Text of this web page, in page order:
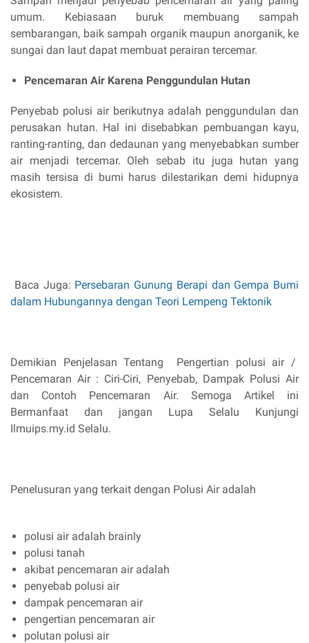
umum. Kebiasaan buruk membuang sampah
sembarangan, baik sampah organik maupun anorganik, ke
sungai dan laut dapat membuat perairan tercemar.
Pencemaran Air Karena Penggundulan Hutan
Penyebab polusi air berikutnya adalah penggundulan dan
perusakan hutan. Hal ini disebabkan pembuangan kayu,
ranting-ranting, dan dedaunan yang menyebabkan sumber
air menjadi tercemar. Oleh sebab itu juga hutan yang
masih tersisa di bumi harus dilestarikan demi hidupnya
ekosistem.
Baca Juga: Persebaran Gunung Berapi dan Gempa Bumi
dalam Hubungannya dengan Teori Lempeng Tektonik
Demikian Penjelasan Tentang Pengertian polusi air /
Pencemaran Air : Ciri-Ciri, Penyebab, Dampak Polusi Air
dan Contoh Pencemaran Air. Semoga Artikel ini
Bermanfaat dan jangan Lupa Selalu Kunjungi
Ilmuips.my.id Selalu.
Penelusuran yang terkait dengan Polusi Air adalah
polusi air adalah brainly
polusi tanah
akibat pencemaran air adalah
penyebab polusi air
dampak pencemaran air
pengertian pencemaran air
polutan polusi air